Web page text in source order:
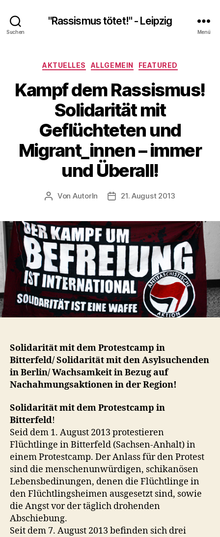
Suchen
"Rassismus tötet!" - Leipzig
Menü
Kategorien
AKTUELLES ALLGEMEIN FEATURED
Kampf dem Rassismus!
Solidarität mit
Geflüchteten und
Migrant_innen – immer
und Überall!
Beitragsautor
Von AutorIn Veröffentlichungsdatum
21. August 2013
Solidarität mit dem Protestcamp in
Bitterfeld/ Solidarität mit den Asylsuchenden
in Berlin/ Wachsamkeit in Bezug auf
Nachahmungsaktionen in der Region!
Solidarität mit dem Protestcamp in
Bitterfeld!
Seid dem 1. August 2013 protestieren
Flüchtlinge in Bitterfeld (Sachsen-Anhalt) in
einem Protestcamp. Der Anlass für den Protest
sind die menschenunwürdigen, schikanösen
Lebensbedinungen, denen die Flüchtlinge in
den Flüchtlingsheimen ausgesetzt sind, sowie
die Angst vor der täglich drohenden
Abschiebung.
Seit dem 7. August 2013 befinden sich drei